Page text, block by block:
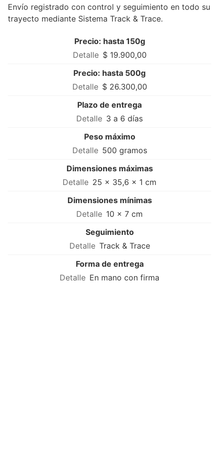
Envío registrado con control y seguimiento en todo su
trayecto mediante Sistema Track & Trace.
Precio: hasta 150g
$ 19.900,00
Precio: hasta 500g
$ 26.300,00
Plazo de entrega
3 a 6 días
Peso máximo
500 gramos
Dimensiones máximas
25 × 35,6 × 1 cm
Dimensiones mínimas
10 × 7 cm
Seguimiento
Track & Trace
Forma de entrega
En mano con firma